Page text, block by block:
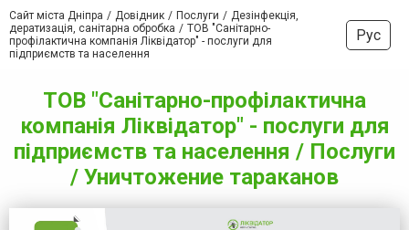
Сайт міста Дніпра Довідник Послуги
Дезінфекція,
дератизація, санітарна обробка
ТОВ "Санітарно-
профілактична компанія Ліквідатор" - послуги для
підприємств та населення
Рус
ТОВ "Санітарно-профілактична
компанія Ліквідатор" - послуги для
підприємств та населення / Послуги
/ Уничтожение тараканов